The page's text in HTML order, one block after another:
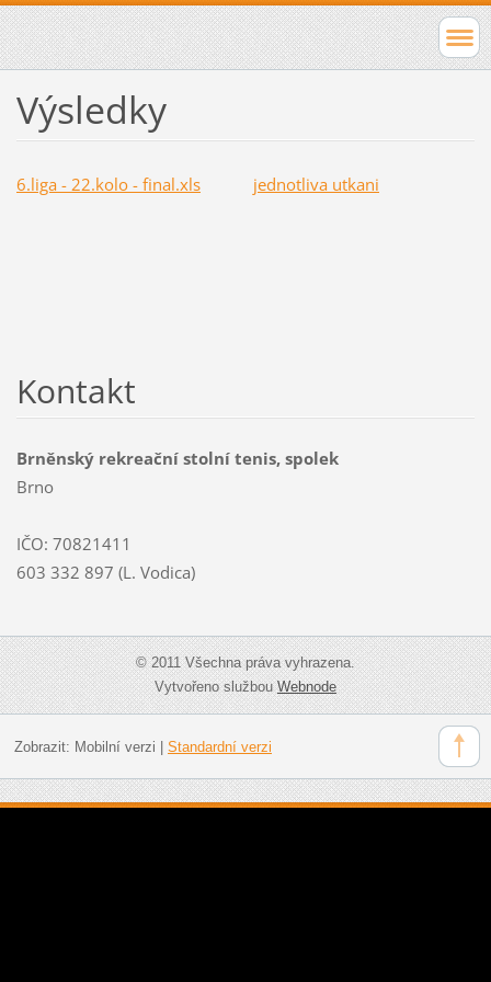
Výsledky
6.liga - 22.kolo - final.xls jednotliva utkani
Kontakt
Brněnský rekreační stolní tenis, spolek
Brno
IČO: 70821411
603 332 897 (L. Vodica)
© 2011 Všechna práva vyhrazena.
Vytvořeno službouWebnode
Zobrazit: Mobilní verzi Standardní verzi